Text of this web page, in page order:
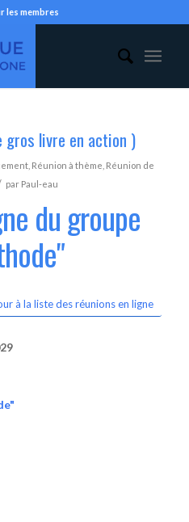
les membres
gros livre en action )
, Réunion à thème Réunion de
par Paul-eau
du groupe
à la liste des réunions en ligne